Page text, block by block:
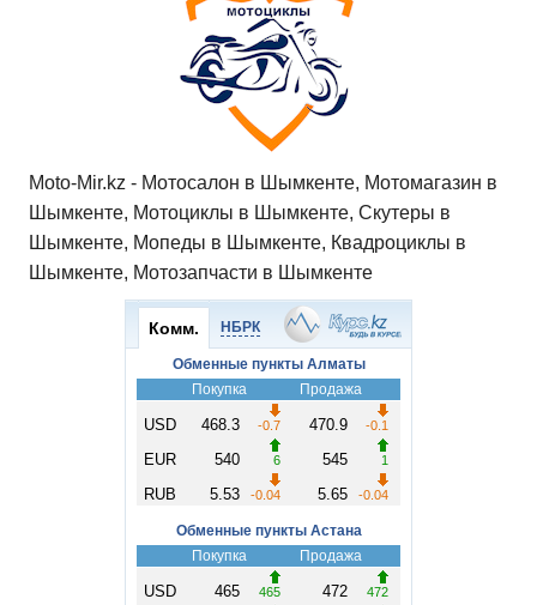
Moto-Mir.kz - Мотосалон в Шымкенте, Мотомагазин в
Шымкенте, Мотоциклы в Шымкенте, Скутеры в
Шымкенте, Мопеды в Шымкенте, Квадроциклы в
Шымкенте, Мотозапчасти в Шымкенте